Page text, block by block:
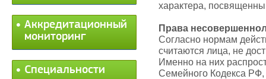
Аккредитационный
мониторинг
Специальности
характера,
Права
Согласно нормам
считаются лица, не
Именно на них
Семейного Кодекса